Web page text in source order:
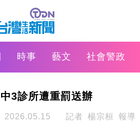
時事 藝文 社會警政
3診所遭重罰送辦
2026.05.15 記者 楊宗桓 報導